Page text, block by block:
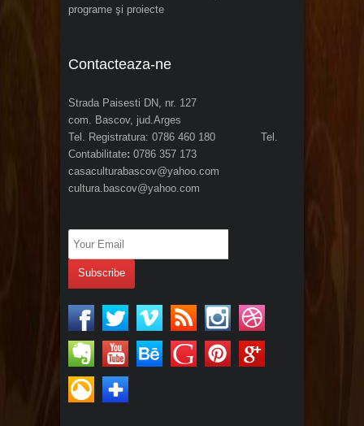
programe şi proiecte
Contacteaza-ne
Strada Paisesti DN, nr. 127
com. Bascov, jud.Arges
Tel. Registratura: 0786 460 180 Tel.
Contabilitate: 0786 357 173
casaculturabascov@yahoo.com
cultura.bascov@yahoo.com